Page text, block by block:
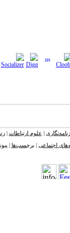
علوم ارتباطات |
اجتماعی برچسب‌ها